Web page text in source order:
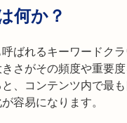
何か？
ばれるキーワードク
さがその頻度や重要
、コンテンツ内で最
容易になります。